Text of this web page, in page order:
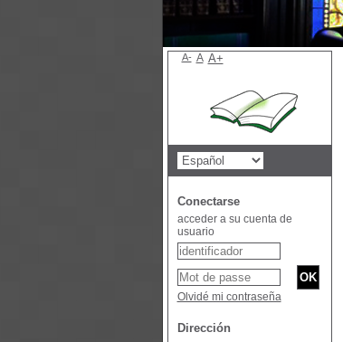
A- A A+
Conectarse
acceder a su cuenta de
usuario
Olvidé mi contraseña
Dirección